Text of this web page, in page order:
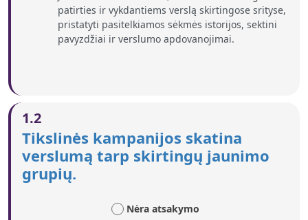
patirties ir vykdantiems verslą skirtingose srityse,
pristatyti pasitelkiamos sėkmės istorijos, sektini
pavyzdžiai ir verslumo apdovanojimai.
1.2
Tikslinės kampanijos skatina
verslumą tarp skirtingų jaunimo
grupių.
Nėra atsakymo